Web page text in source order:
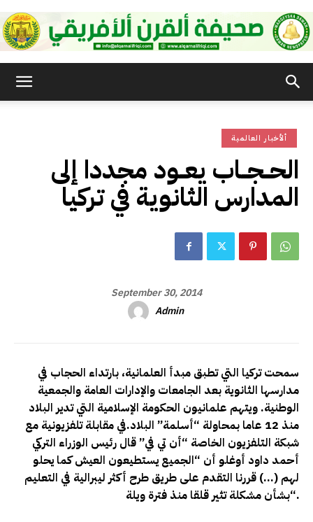
الأفريقي
ألأخبار العالمية
الحــجــاب يعــود مجددا إلى
المدارس الثانوية في تركيا
September 30, 2014
Admin
سمحت تركيا التي تطبق مبدأ العلمانية، بارتداء الحجاب في
مدارسها الثانوية بعد الجامعات والإدارات العامة والجمعية
الوطنية. ويتهم علمانيون الحكومة الإسلامية التي تدير البلاد
منذ 12 عاما بمحاولة “أسلمة” البلاد
.في مقابلة تلفزيونية مع
شبكة التلفزيون الخاصة “أن تي في” قال رئيس الوزراء التركي
أحمد داود أوغلو أن “الجميع يستطيعون العيش كما يحلو
لهم (…) قررنا التقدم على طريق طرح أكثر ليبرالية في التعليم
بشأن مشكلة تثير قلقا منذ فترة ويلة“.